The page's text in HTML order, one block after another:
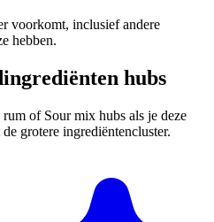
voorkomt, inclusief andere
hebben.
hubs
of Sour mix hubs als je deze
grotere ingrediëntencluster.